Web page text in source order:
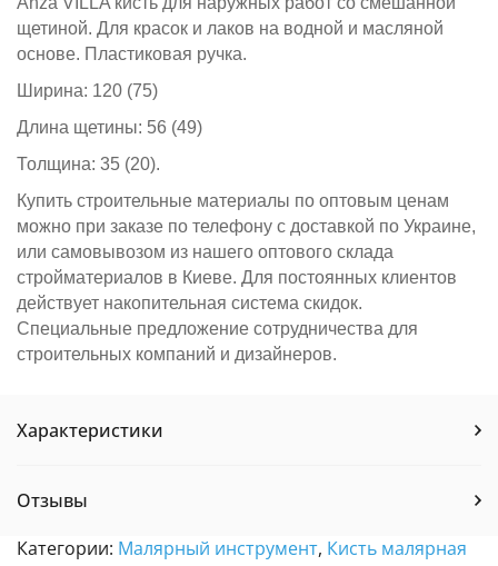
щетиной. Для красок и лаков на водной и масляной
основе. Пластиковая ручка.
Ширина: 120 (75)
Длина щетины: 56 (49)
Толщина: 35 (20).
Купить строительные материалы по оптовым ценам
можно при заказе по телефону с доставкой по Украине,
или самовывозом из нашего оптового склада
стройматериалов в Киеве. Для постоянных клиентов
действует накопительная система скидок.
Специальные предложение сотрудничества для
строительных компаний и дизайнеров.
Характеристики
Отзывы
Категории: Малярный инструмент, Кисть малярная